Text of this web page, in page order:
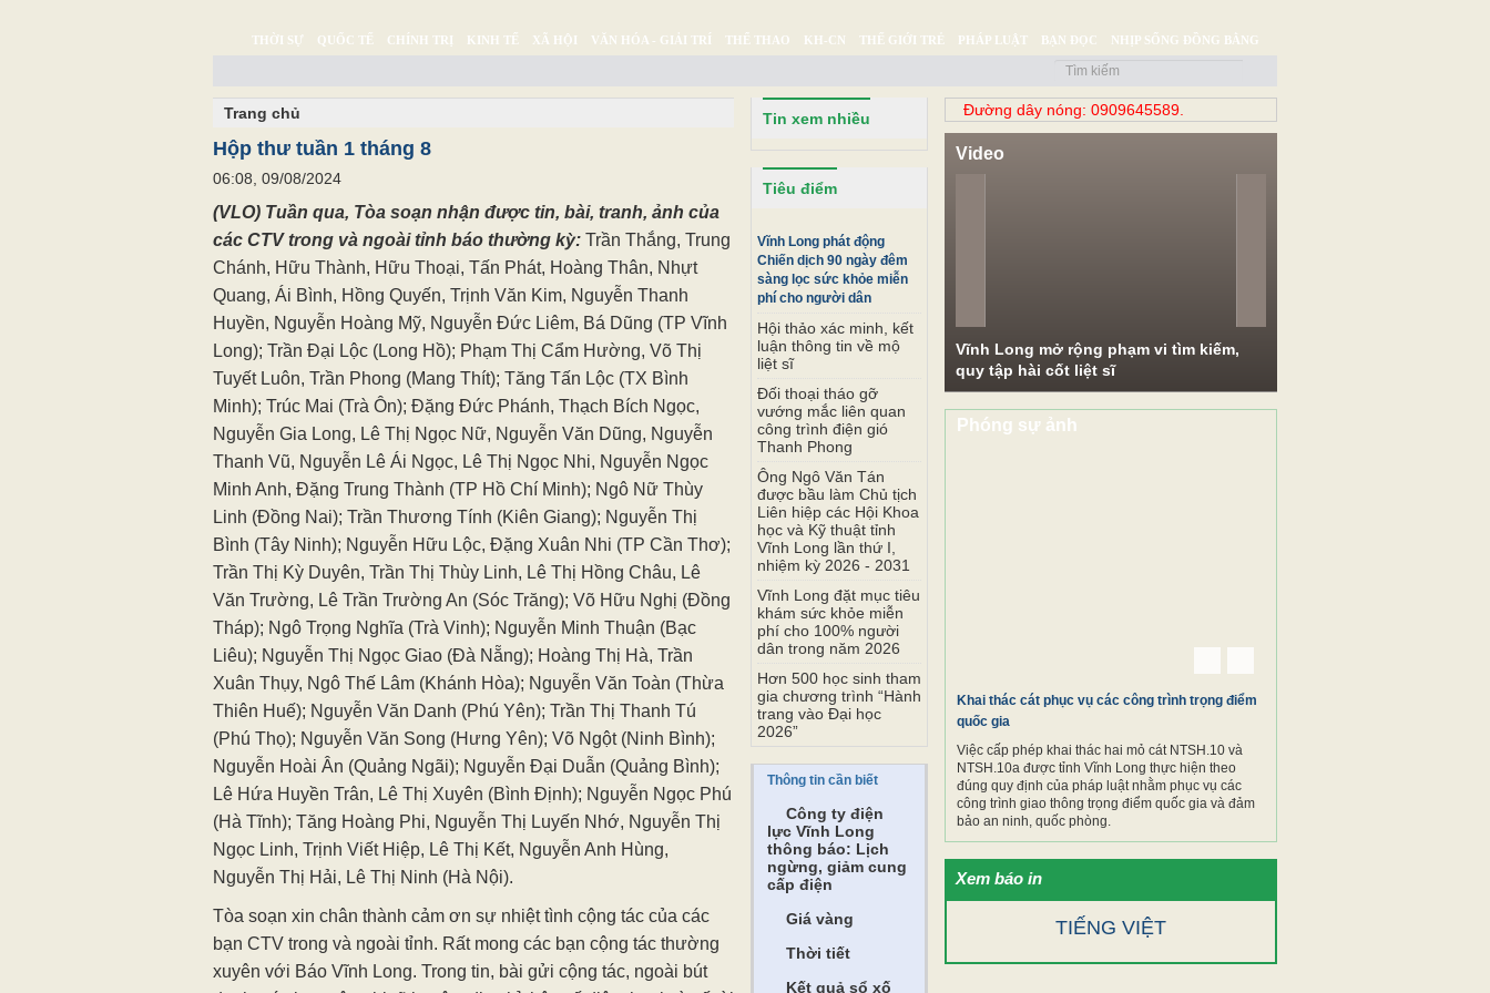
THỜI SỰ QUỐC TẾ CHÍNH TRỊ KINH TẾ XÃ HỘI VĂN HÓA - GIẢI TRÍ THỂ THAO KH-CN THẾ GIỚI TRẺ PHÁP LUẬT BẠN ĐỌC NHỊP SỐNG ĐỒNG BẰNG
Trang chủ
Hộp thư tuần 1 tháng 8
06:08, 09/08/2024
(VLO) Tuần qua, Tòa soạn nhận được tin, bài, tranh, ảnh của
các CTV trong và ngoài tỉnh báo thường kỳ: Trần Thắng, Trung
Chánh, Hữu Thành, Hữu Thoại, Tấn Phát, Hoàng Thân, Nhựt
Quang, Ái Bình, Hồng Quyến, Trịnh Văn Kim, Nguyễn Thanh
Huyền, Nguyễn Hoàng Mỹ, Nguyễn Đức Liêm, Bá Dũng (TP Vĩnh
Long); Trần Đại Lộc (Long Hồ); Phạm Thị Cẩm Hường, Võ Thị
Tuyết Luôn, Trần Phong (Mang Thít); Tăng Tấn Lộc (TX Bình
Minh); Trúc Mai (Trà Ôn); Đặng Đức Phánh, Thạch Bích Ngọc,
Nguyễn Gia Long, Lê Thị Ngọc Nữ, Nguyễn Văn Dũng, Nguyễn
Thanh Vũ, Nguyễn Lê Ái Ngọc, Lê Thị Ngọc Nhi, Nguyễn Ngọc
Minh Anh, Đặng Trung Thành (TP Hồ Chí Minh); Ngô Nữ Thùy
Linh (Đồng Nai); Trần Thương Tính (Kiên Giang); Nguyễn Thị
Bình (Tây Ninh); Nguyễn Hữu Lộc, Đặng Xuân Nhi (TP Cần Thơ);
Trần Thị Kỳ Duyên, Trần Thị Thùy Linh, Lê Thị Hồng Châu, Lê
Văn Trường, Lê Trần Trường An (Sóc Trăng); Võ Hữu Nghị (Đồng
Tháp); Ngô Trọng Nghĩa (Trà Vinh); Nguyễn Minh Thuận (Bạc
Liêu); Nguyễn Thị Ngọc Giao (Đà Nẵng); Hoàng Thị Hà, Trần
Xuân Thụy, Ngô Thế Lâm (Khánh Hòa); Nguyễn Văn Toàn (Thừa
Thiên Huế); Nguyễn Văn Danh (Phú Yên); Trần Thị Thanh Tú
(Phú Thọ); Nguyễn Văn Song (Hưng Yên); Võ Ngột (Ninh Bình);
Nguyễn Hoài Ân (Quảng Ngãi); Nguyễn Đại Duẫn (Quảng Bình);
Lê Hứa Huyền Trân, Lê Thị Xuyên (Bình Định); Nguyễn Ngọc Phú
(Hà Tĩnh); Tăng Hoàng Phi, Nguyễn Thị Luyến Nhớ, Nguyễn Thị
Ngọc Linh, Trịnh Viết Hiệp, Lê Thị Kết, Nguyễn Anh Hùng,
Nguyễn Thị Hải, Lê Thị Ninh (Hà Nội).
Tòa soạn xin chân thành cảm ơn sự nhiệt tình cộng tác của các
bạn CTV trong và ngoài tỉnh. Rất mong các bạn cộng tác thường
xuyên với Báo Vĩnh Long. Trong tin, bài gửi cộng tác, ngoài bút
Tin xem nhiều
Tiêu điểm
Vĩnh Long phát động
Chiến dịch 90 ngày đêm
sàng lọc sức khỏe miễn
phí cho người dân
Hội thảo xác minh, kết
luận thông tin về mộ
liệt sĩ
Đối thoại tháo gỡ
vướng mắc liên quan
công trình điện gió
Thanh Phong
Ông Ngô Văn Tán
được bầu làm Chủ tịch
Liên hiệp các Hội Khoa
học và Kỹ thuật tỉnh
Vĩnh Long lần thứ I,
nhiệm kỳ 2026 - 2031
Vĩnh Long đặt mục tiêu
khám sức khỏe miễn
phí cho 100% người
dân trong năm 2026
Hơn 500 học sinh tham
gia chương trình “Hành
trang vào Đại học
2026”
Thông tin cần biết
Công ty điện
lực Vĩnh Long
thông báo: Lịch
ngừng, giảm cung
cấp điện
Giá vàng
Thời tiết
Kết quả sổ xố
Đường dây nóng: 0909645589.
Video
Vĩnh Long mở rộng phạm vi tìm kiếm,
quy tập hài cốt liệt sĩ
Phóng sự ảnh
Khai thác cát phục vụ các công trình trọng điểm
quốc gia
Việc cấp phép khai thác hai mỏ cát NTSH.10 và
NTSH.10a được tỉnh Vĩnh Long thực hiện theo
đúng quy định của pháp luật nhằm phục vụ các
công trình giao thông trọng điểm quốc gia và đảm
bảo an ninh, quốc phòng.
Xem báo in
TIẾNG VIỆT